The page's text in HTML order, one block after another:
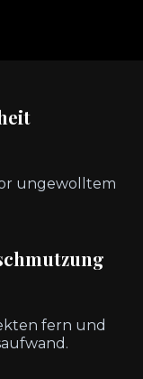
ungewolltem
fern und